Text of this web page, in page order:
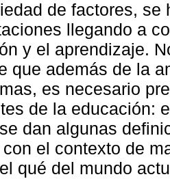
de factores, se
llegando a
y el aprendizaje.
que además de la
es necesario
de la educación:
dan algunas
el contexto de
qué del mundo